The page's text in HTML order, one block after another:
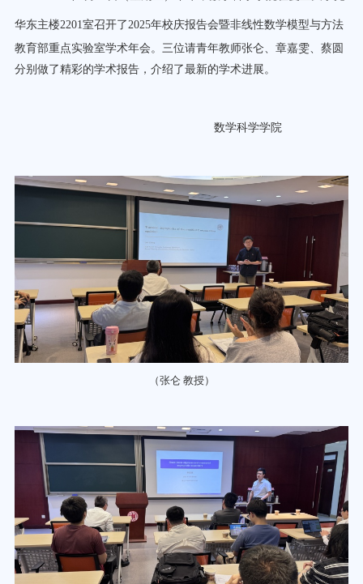
华东主楼2201室召开了 2025年校庆报告会暨非线性数学模型与方法
教育部重点实验室学术年会。 三位请青年教师张仑、章嘉雯、蔡圆
分别做了精彩的学术报告，介绍了最新的学术进展。
数学科学学院
（张仑 教授）